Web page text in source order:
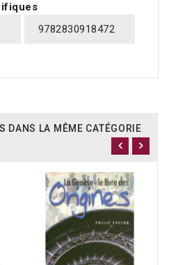
9782830918472
DANS LA MÊME CATÉGORIE